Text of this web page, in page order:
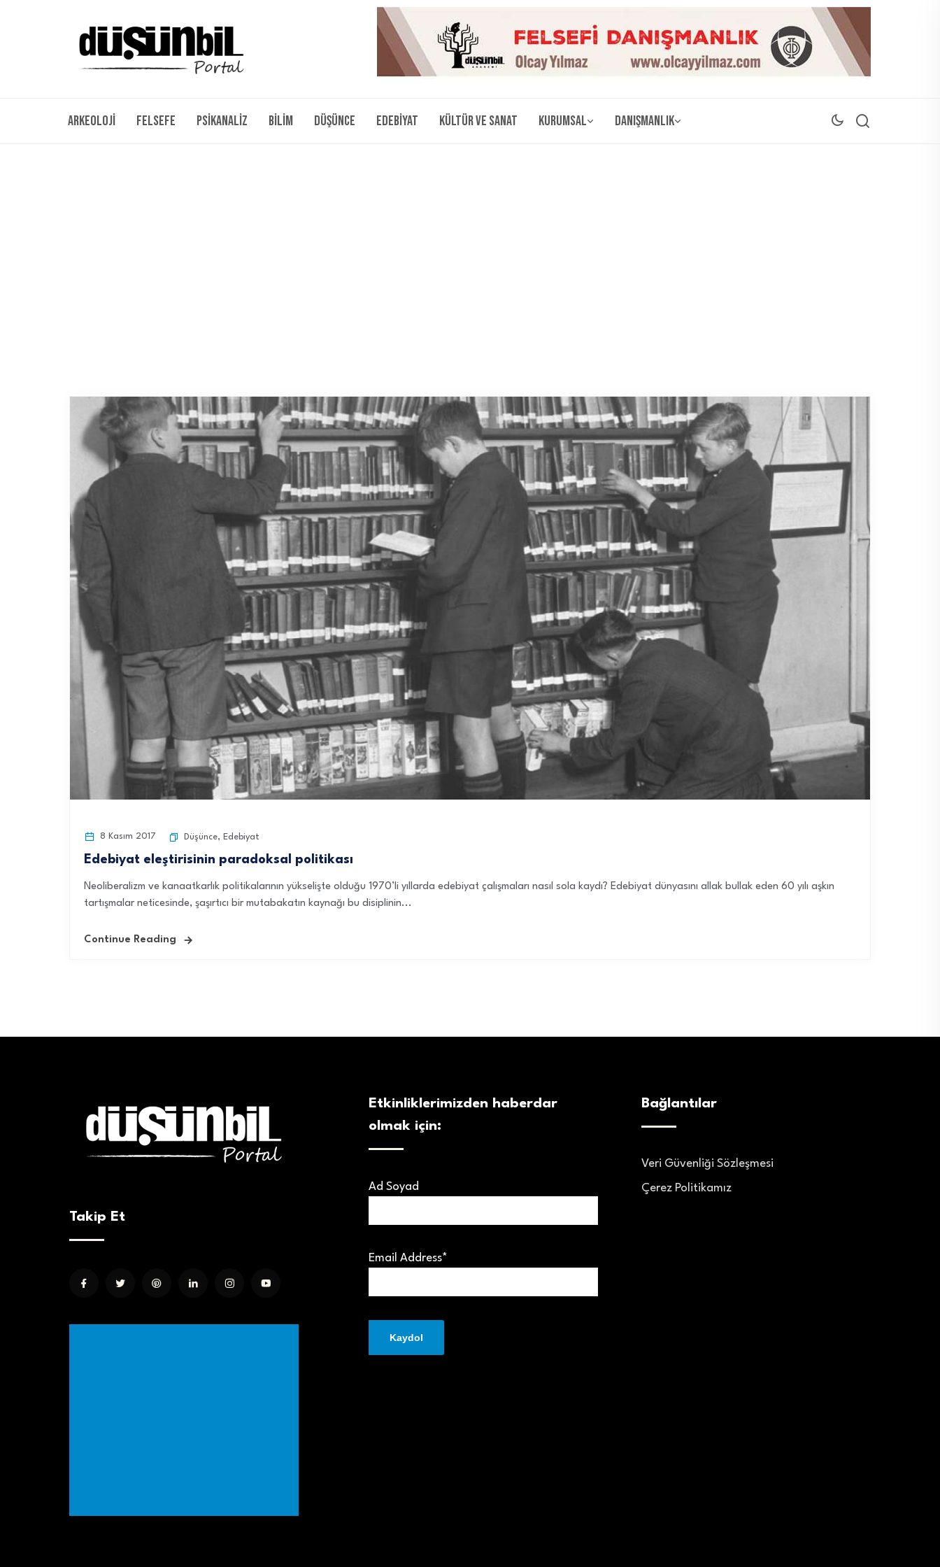
Arkeoloji Felsefe Psikanaliz Bilim Düşünce Edebiyat Kültür ve Sanat Kurumsal Danışmanlık
8 Kasım 2017 Düşünce, Edebiyat
Edebiyat eleştirisinin paradoksal politikası
Neoliberalizm ve kanaatkarlık politikalarının yükselişte olduğu 1970’li yıllarda edebiyat çalışmaları nasıl sola kaydı? Edebiyat dünyasını allak bullak eden 60 yılı aşkın
tartışmalar neticesinde, şaşırtıcı bir mutabakatın kaynağı bu disiplinin...
Continue Reading
Takip Et
Etkinliklerimizden haberdar
olmak için:
Ad Soyad
Email Address*
Bağlantılar
Veri Güvenliği Sözleşmesi
Çerez Politikamız